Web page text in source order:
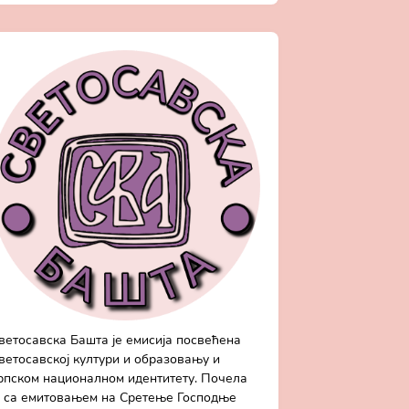
Башта је емисија посвећена
култури и образовању и
националном идентитету. Почела
са емитовањем на Сретење Господње